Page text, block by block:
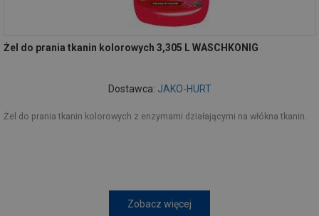
Żel do prania tkanin kolorowych 3,305 L WASCHKONIG
Dostawca: JAKO-HURT
Żel do prania tkanin kolorowych z enzymami działającymi na włókna tkanin.
Zobacz więcej